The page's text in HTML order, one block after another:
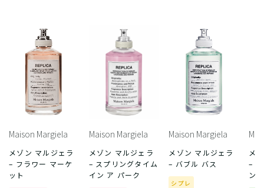
Maison Margiela
メゾン マルジェラ
– フラワー マーケ
ット
Maison Margiela
メゾン マルジェラ
– スプリングタイム
イン ア パーク
Maison Margiela
メゾン マルジェラ
– バブル バス
シプレ
メ
–
ン